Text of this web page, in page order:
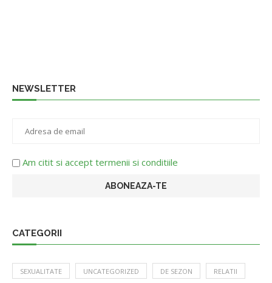
NEWSLETTER
Am citit si accept termenii si conditiile
CATEGORII
SEXUALITATE UNCATEGORIZED DE SEZON RELATII